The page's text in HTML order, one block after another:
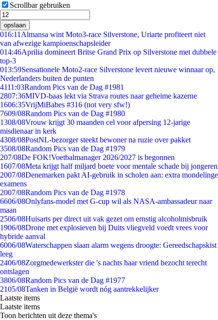
Scrollbar gebruiken
opslaan
016:11 Almansa wint Moto3-race Silverstone, Uriarte profiteert niet
van afwezige kampioenschapsleider
014:46Aprilia domineert Britse Grand Prix op Silverstone met dubbele
top-3
013:59Sensationele Moto2-race Silverstone levert nieuwe winnaar op,
Nederlanders buiten de punten
4111:03Random Pics van de Dag #1981
2807:36MIVD-baas lekt via Strava routes naar geheime kazerne
1606:35VrijMiBabes #316 (not very sfw!)
7609/08Random Pics van de Dag #1980
1308/08Vrouw krijgt 30 maanden cel voor afpersing 12-jarige
misdienaar in kerk
4308/08PostNL-bezorger steekt bewoner na ruzie over pakket
3508/08Random Pics van de Dag #1979
207/08De FOK!Voetbalmanager 2026/2027 is begonnen
1607/08Meta krijgt half miljard boete voor mentale schade bij jongeren
2007/08Denemarken pakt AI-gebruik in scholen aan: extra mondelinge
examens
2007/08Random Pics van de Dag #1978
6606/08Onlyfans-model met G-cup wil als NASA-ambassadeur naar
maan
2506/08Huisarts per direct uit vak gezet om ernstig alcoholmisbruik
1906/08Drone met explosieven bij Duits vliegveld voedt vrees voor
hybride aanval
6006/08Waterschappen slaan alarm wegens droogte: Gereedschapskist
leeg
2406/08Zorgmedewerkster die 's nachts haar vriend bezocht terecht
ontslagen
3806/08Random Pics van de Dag #1977
2105/08Tanken in België wordt nóg aantrekkelijker
Laatste items
Laatste items
Toon berichten uit deze thema's